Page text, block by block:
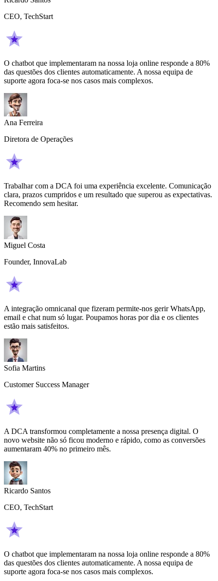
CEO, TechStart
O chatbot que implementaram na nossa loja online responde a 80%
das questões dos clientes automaticamente. A nossa equipa de
suporte agora foca-se nos casos mais complexos.
Ana Ferreira
Diretora de Operações
Trabalhar com a DCA foi uma experiência excelente. Comunicação
clara, prazos cumpridos e um resultado que superou as expectativas.
Recomendo sem hesitar.
Miguel Costa
Founder, InnovaLab
A integração omnicanal que fizeram permite-nos gerir WhatsApp,
email e chat num só lugar. Poupamos horas por dia e os clientes
estão mais satisfeitos.
Sofia Martins
Customer Success Manager
A DCA transformou completamente a nossa presença digital. O
novo website não só ficou moderno e rápido, como as conversões
aumentaram 40% no primeiro mês.
Ricardo Santos
CEO, TechStart
O chatbot que implementaram na nossa loja online responde a 80%
das questões dos clientes automaticamente. A nossa equipa de
suporte agora foca-se nos casos mais complexos.